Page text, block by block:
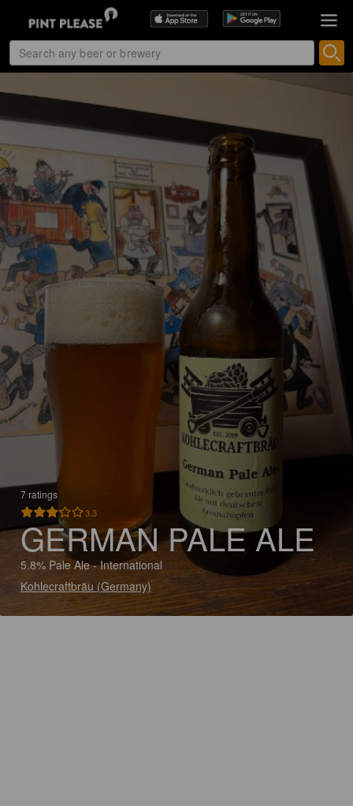
7 ratings
3.3
GERMAN PALE ALE
5.8% Pale Ale - International
Kohlecraftbräu (Germany)